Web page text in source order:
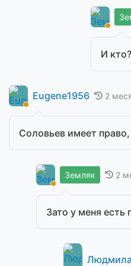
И кто?
Eugene1956 2
Соловьев имеет
Земляк 2
Зато у меня есть
Людмила